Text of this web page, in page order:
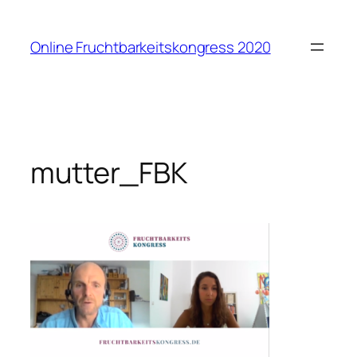
springen
Online Fruchtbarkeitskongress 2020
mutter_FBK